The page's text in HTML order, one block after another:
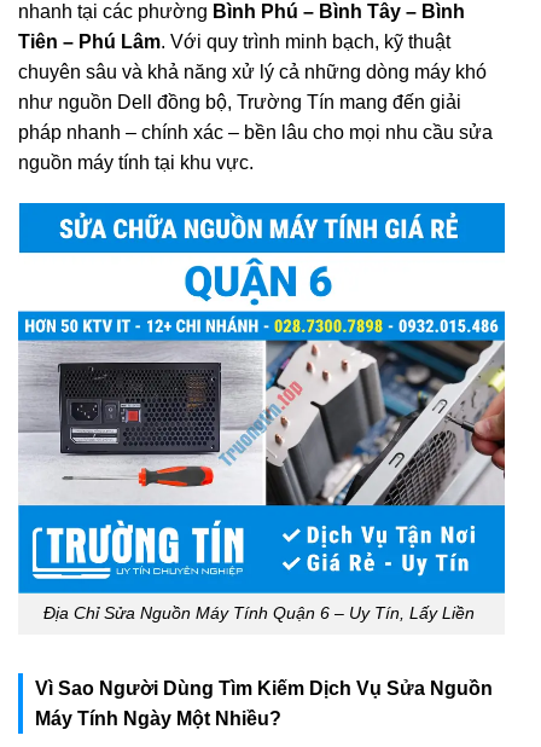
nhanh tại các phường Bình Phú – Bình Tây – Bình
Tiên – Phú Lâm. Với quy trình minh bạch, kỹ thuật
chuyên sâu và khả năng xử lý cả những dòng máy khó
như nguồn Dell đồng bộ, Trường Tín mang đến giải
pháp nhanh – chính xác – bền lâu cho mọi nhu cầu sửa
nguồn máy tính tại khu vực.
Địa Chỉ Sửa Nguồn Máy Tính Quận 6 – Uy Tín, Lấy Liền
Vì Sao Người Dùng Tìm Kiếm Dịch Vụ Sửa Nguồn
Máy Tính Ngày Một Nhiều?